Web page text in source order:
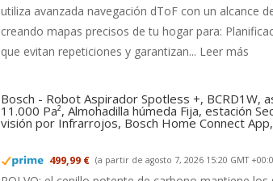
utiliza avanzada navegación dToF con un alcance
creando mapas precisos de tu hogar para:
que evitan repeticiones y garantizan... Leer más
Bosch - Robot Aspirador Spotless +, BCRD1W,
11.000 Pa², Almohadilla húmeda Fija, estación
visión por Infrarrojos, Bosch Home Connect
499,99 € (a partir de agosto 7, 2026 15:20 GMT